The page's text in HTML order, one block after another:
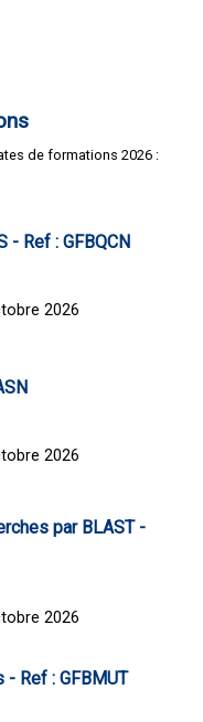
de formations 2026 :
- Ref : GFBQCN
2026
2026
par BLAST -
2026
Ref : GFBMUT